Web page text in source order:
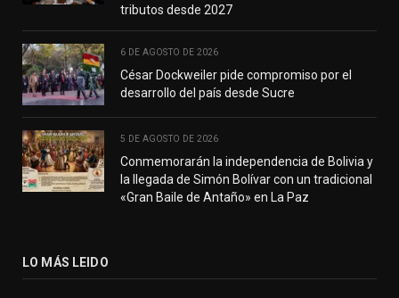
tributos desde 2027
6 DE AGOSTO DE 2026
César Dockweiler pide compromiso por el
desarrollo del país desde Sucre
5 DE AGOSTO DE 2026
Conmemorarán la independencia de Bolivia y
la llegada de Simón Bolívar con un tradicional
«Gran Baile de Antaño» en La Paz
LO MÁS LEIDO